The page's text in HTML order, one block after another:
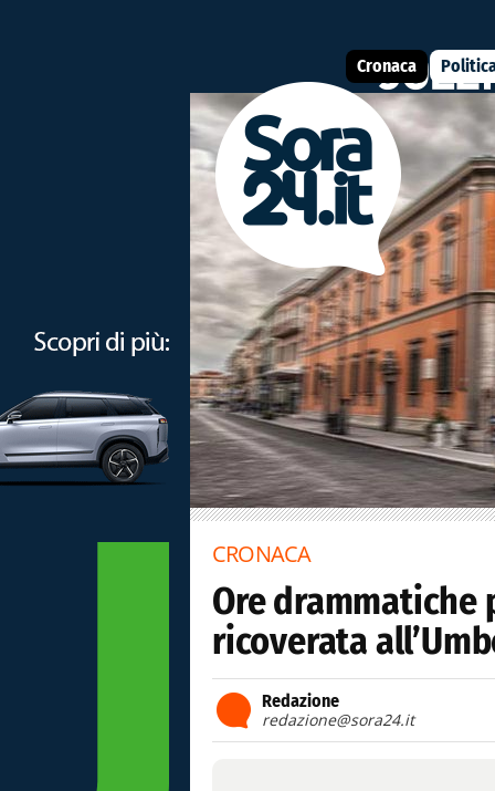
Cronaca
CRONACA
Ore drammatiche
ricoverata
Redazione
redazione@sora24.it